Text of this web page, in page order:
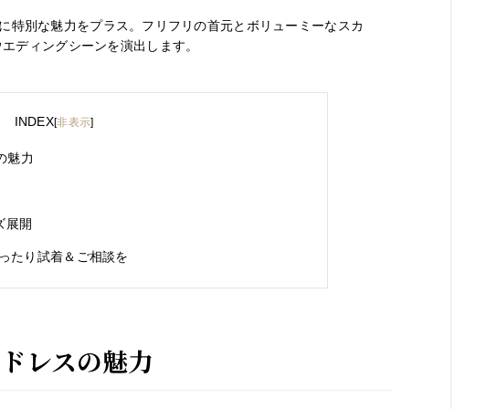
特別な魅力をプラス。フリフリの首元とボリューミーなスカ
ディングシーンを演出します。
INDEX[非表示]
魅力
展開
たり試着＆ご相談を
レスの魅力